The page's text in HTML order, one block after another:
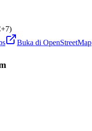
Buka di OpenStreetMap